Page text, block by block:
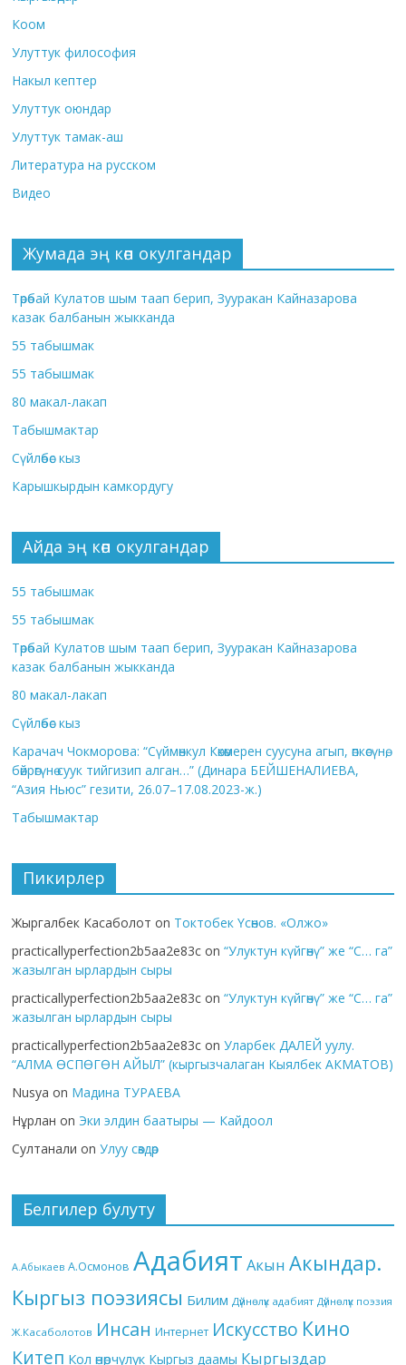
Коом
Улуттук философия
Накыл кептер
Улуттук оюндар
Улуттук тамак-аш
Литература на русском
Видео
Жумада эң көп окулгандар
Төрөбай Кулатов шым таап берип, Зууракан Кайназарова
казак балбанын жыкканда
55 табышмак
55 табышмак
80 макал-лакап
Табышмактар
Сүйлөбөс кыз
Карышкырдын камкордугу
Айда эң көп окулгандар
55 табышмак
55 табышмак
Төрөбай Кулатов шым таап берип, Зууракан Кайназарова
казак балбанын жыкканда
80 макал-лакап
Сүйлөбөс кыз
Карачач Чокморова: “Сүймөнкул Көкөмерен суусуна агып, өпкөсүнө,
бөйрөгүнө суук тийгизип алган…” (Динара БЕЙШЕНАЛИЕВА,
“Азия Ньюс” гезити, 26.07–17.08.2023-ж.)
Табышмактар
Пикирлер
Жыргалбек Касаболот on Токтобек Үсөнов. «Олжо»
practicallyperfection2b5aa2e83c on“Улуктун күйгөнү” же “С… га”
жазылган ырлардын сыры
practicallyperfection2b5aa2e83c on“Улуктун күйгөнү” же “С… га”
жазылган ырлардын сыры
practicallyperfection2b5aa2e83c onУларбек ДАЛЕЙ уулу.
“АЛМА ӨСПӨГӨН АЙЫЛ” (кыргызчалаган Кыялбек АКМАТОВ)
Nusya on Мадина ТУРАЕВА
Нұрлан on Эки элдин баатыры — Кайдоол
Султанали onУлуу сөздөр
Белгилер булуту
А.Абыкаев А.Осмонов Адабият Акын Акындар.
Кыргыз поэзиясы Билим Дүйнөлүк адабият Дүйнөлүк поэзия
Ж.Касаболотов Инсан Интернет Искусство Кино
Китеп Кол өнөрчүлүк Кыргыз даамы Кыргыздар